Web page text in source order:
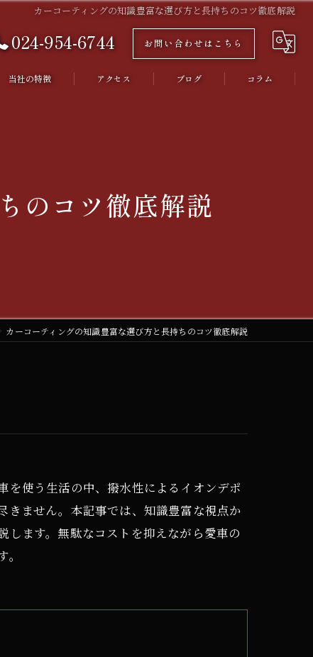
カーコーティングの知識豊富な選び方と長持ちのコツ徹底解説
024-954-6744 お問い合わせはこちら
当社の特徴 アクセス ブログ コラム
のコツ徹底解説
カーコーティングの知識豊富な選び方と長持ちのコツ徹底解説
を使う生活の中、撥水性によるイオンデポ
きません。本記事では、知識豊富な視点か
します。無駄なコストを抑えながら愛車の